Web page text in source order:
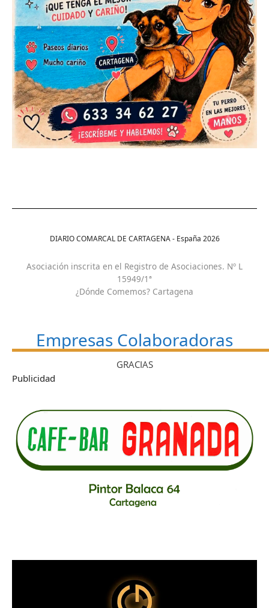
DIARIO COMARCAL DE CARTAGENA - España 2026
Asociación inscrita en el Registro de Asociaciones. Nº L
15949/1ª
¿Dónde Comemos? Cartagena
Empresas Colaboradoras
GRACIAS
Publicidad